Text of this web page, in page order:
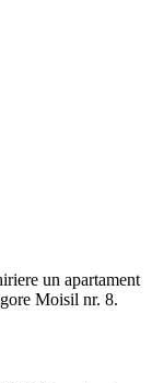
un apartament
Moisil nr. 8.